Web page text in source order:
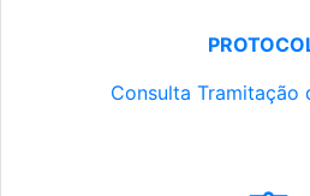
Consulta Tramitação